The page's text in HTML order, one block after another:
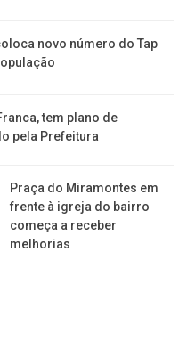
novo número do Tap
tem plano de
pela Prefeitura
Praça do Miramontes em
frente à igreja do bairro
começa a receber
melhorias